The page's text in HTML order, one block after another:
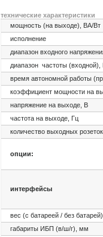
технические характеристики
мощность (на выходе), ВА/Вт
исполнение
диапазон входного
диапазон частоты (входной),
время автономной работы
коэффициент мощности на
напряжение на выходе, В
частота на выходе, Гц
количество выходных
опции:
интерфейсы
вес (с батареей / без
габариты ИБП (в/ш/г), мм